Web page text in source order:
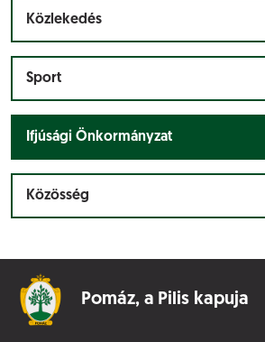
Közlekedés
Sport
Ifjúsági Önkormányzat
Közösség
Pomáz, a Pilis kapuja